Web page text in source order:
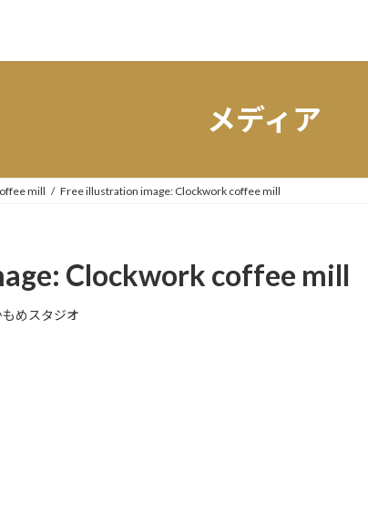
メディア
mill Free illustration image: Clockwork coffee mill
Clockwork coffee mill
もめスタジオ